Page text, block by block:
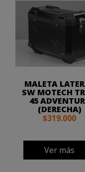
MALETA
SW MOTECH
45
(DERECHA)
$319.000
Ver más